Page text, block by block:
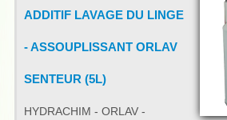
ADDITIF LAVAGE DU LINGE
- ASSOUPLISSANT ORLAV
SENTEUR (5L)
HYDRACHIM - ORLAV -